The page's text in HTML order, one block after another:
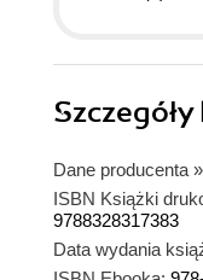
Szczegóły
Dane producenta »
ISBN Książki
9788328317383
Data wydania